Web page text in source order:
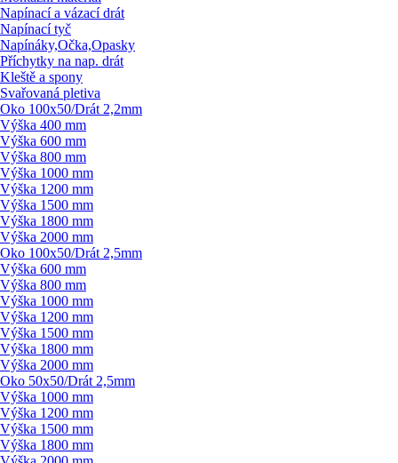
Napínací a vázací drát
Napínací tyč
Napínáky,Očka,Opasky
Příchytky na nap. drát
Kleště a spony
Svařovaná pletiva
Oko 100x50/Drát 2,2mm
Výška 400 mm
Výška 600 mm
Výška 800 mm
Výška 1000 mm
Výška 1200 mm
Výška 1500 mm
Výška 1800 mm
Výška 2000 mm
Oko 100x50/Drát 2,5mm
Výška 600 mm
Výška 800 mm
Výška 1000 mm
Výška 1200 mm
Výška 1500 mm
Výška 1800 mm
Výška 2000 mm
Oko 50x50/Drát 2,5mm
Výška 1000 mm
Výška 1200 mm
Výška 1500 mm
Výška 1800 mm